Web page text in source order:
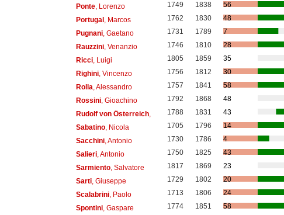
Ponte, Lorenzo 1749 1838
56
Portugal, Marcos 1762 1830
48
Pugnani, Gaetano 1731 1789
7
Rauzzini, Venanzio 1746 1810
28
Ricci, Luigi 1805 1859
35
Righini, Vincenzo 1756 1812
30
Rolla , Alessandro 1757 1841
58
Rossini, Gioachino 1792 1868
48
Rudolf von Österreich, 1788 1831
43
Sabatino, Nicola 1705 1796
14
Sacchini, Antonio 1730 1786
4
Salieri, Antonio 1750 1825
43
Sarmiento, Salvatore 1817 1869
23
Sarti, Giuseppe 1729 1802
20
Scalabrini, Paolo 1713 1806
24
Spontini, Gaspare 1774 1851 58